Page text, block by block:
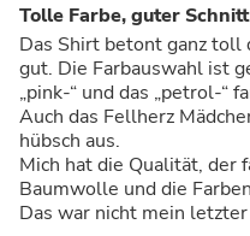
Tolle Farbe, guter Schnitt
Das Shirt betont ganz toll
gut. Die Farbauswahl ist
„pink-“ und das „petrol-“
Auch das Fellherz
hübsch aus.
Mich hat die Qualität, der
Baumwolle und die
Das war nicht mein